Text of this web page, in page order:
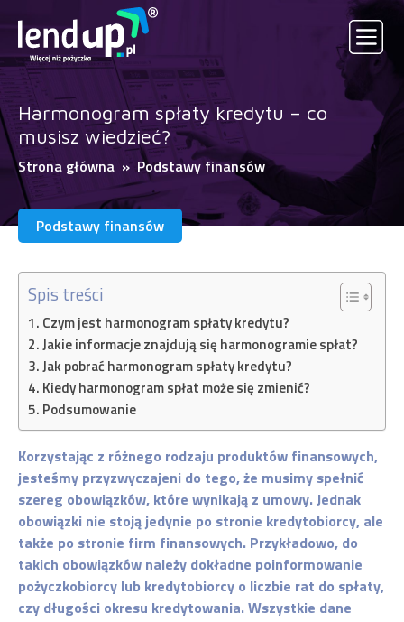
Harmonogram spłaty kredytu – co
musisz wiedzieć?
Strona główna » Podstawy finansów
Podstawy finansów
Spis treści
Czym jest harmonogram spłaty kredytu?
Jakie informacje znajdują się harmonogramie spłat?
Jak pobrać harmonogram spłaty kredytu?
Kiedy harmonogram spłat może się zmienić?
Podsumowanie
Korzystając z różnego rodzaju produktów finansowych,
jesteśmy przyzwyczajeni do tego, że musimy spełnić
szereg obowiązków, które wynikają z umowy. Jednak
obowiązki nie stoją jedynie po stronie kredytobiorcy, ale
także po stronie firm finansowych. Przykładowo, do
takich obowiązków należy dokładne poinformowanie
pożyczkobiorcy lub kredytobiorcy o liczbie rat do spłaty,
czy długości okresu kredytowania. Wszystkie dane